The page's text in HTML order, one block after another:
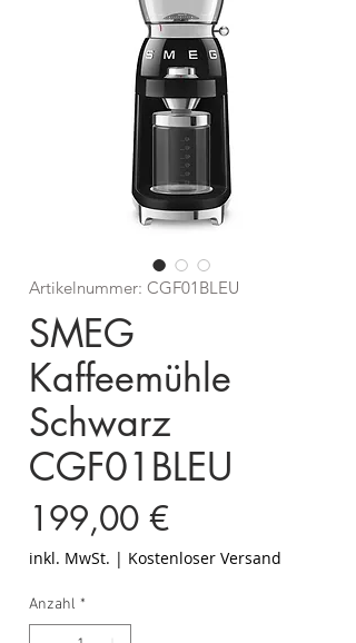
Artikelnummer: CGF01BLEU
SMEG
Kaffeemühle
Schwarz
CGF01BLEU
199,00 €Preis
inkl. MwSt. | Kostenloser Versand
Anzahl *